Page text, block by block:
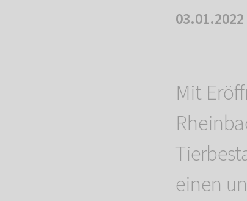
03.01.2022
Mit
einen